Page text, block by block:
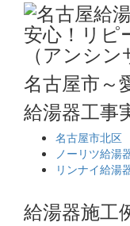
名古屋市～
給湯器工事
名古屋市北区
ノーリツ給湯
リンナイ給湯
給湯器施工